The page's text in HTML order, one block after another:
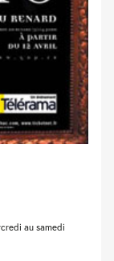
au samedi